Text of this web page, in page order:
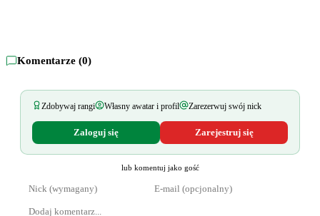
Komentarze (0)
Zdobywaj rangi Własny awatar i profil Zarezerwuj swój nick
Zaloguj się Zarejestruj się
lub komentuj jako gość